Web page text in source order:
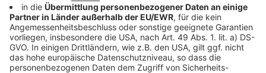
Landwirtinnen und Landwirten reicht das nicht.
Anzeige